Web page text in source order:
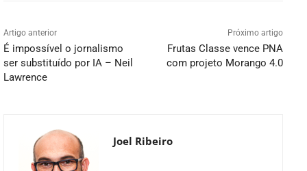
Artigo anterior
É impossível o jornalismo
ser substituído por IA – Neil
Lawrence
Próximo artigo
Frutas Classe vence PNA
com projeto Morango 4.0
Joel Ribeiro